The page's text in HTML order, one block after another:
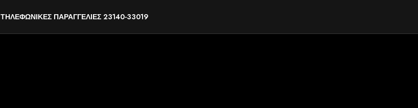
ΤΗΛΕΦΩΝΙΚΕΣ ΠΑΡΑΓΓΕΛΙΕΣ 23140-33019